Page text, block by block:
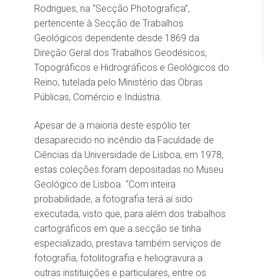
Rodrigues, na “Secção Photografica”,
pertencente à Secção de Trabalhos
Geológicos dependente desde 1869 da
Direção Geral dos Trabalhos Geodésicos,
Topográficos e Hidrográficos e Geológicos do
Reino, tutelada pelo Ministério das Obras
Públicas, Comércio e Indústria.
Apesar de a maioria deste espólio ter
desaparecido no incêndio da Faculdade de
Ciências da Universidade de Lisboa, em 1978,
estas coleções foram depositadas no Museu
Geológico de Lisboa. “Com inteira
probabilidade, a fotografia terá aí sido
executada, visto que, para além dos trabalhos
cartográficos em que a secção se tinha
especializado, prestava também serviços de
fotografia, fotolitografia e heliogravura a
outras instituições e particulares, entre os